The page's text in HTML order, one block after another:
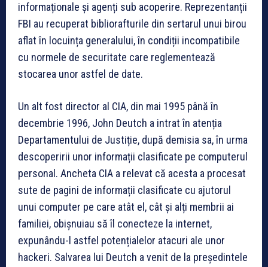
informaționale și agenți sub acoperire. Reprezentanții
FBI au recuperat bibliorafturile din sertarul unui birou
aflat în locuința generalului, în condiții incompatibile
cu normele de securitate care reglementează
stocarea unor astfel de date.
Un alt fost director al CIA, din mai 1995 până în
decembrie 1996, John Deutch a intrat în atenția
Departamentului de Justiție, după demisia sa, în urma
descoperirii unor informații clasificate pe computerul
personal. Ancheta CIA a relevat că acesta a procesat
sute de pagini de informații clasificate cu ajutorul
unui computer pe care atât el, cât și alți membrii ai
familiei, obișnuiau să îl conecteze la internet,
expunându-l astfel potențialelor atacuri ale unor
hackeri. Salvarea lui Deutch a venit de la președintele